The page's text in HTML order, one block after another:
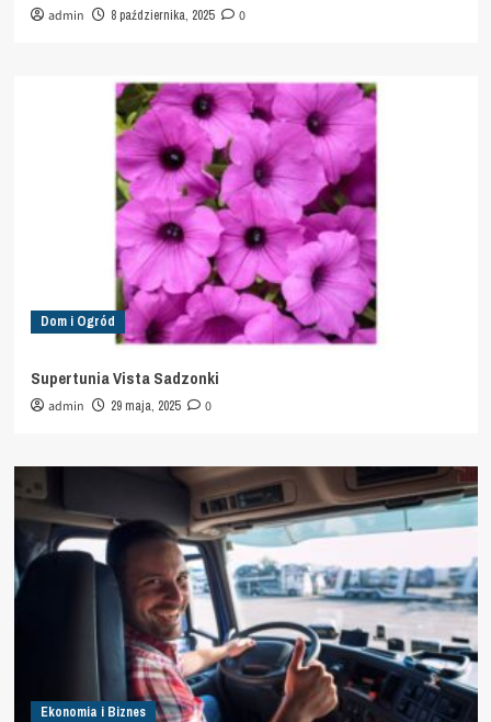
admin 8 października, 2025 0
Dom i Ogród
Supertunia Vista Sadzonki
admin 29 maja, 2025 0
Ekonomia i Biznes